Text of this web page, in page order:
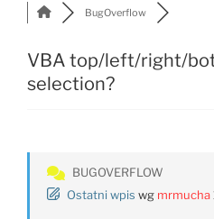
BugOverflow
VBA top/left/right/
selection?
BUGOVERFLOW
Ostatni wpis wg mrmucha